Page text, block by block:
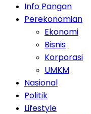
Info Pangan
Perekonomian
Ekonomi
Bisnis
Korporasi
UMKM
Nasional
Politik
Lifestyle